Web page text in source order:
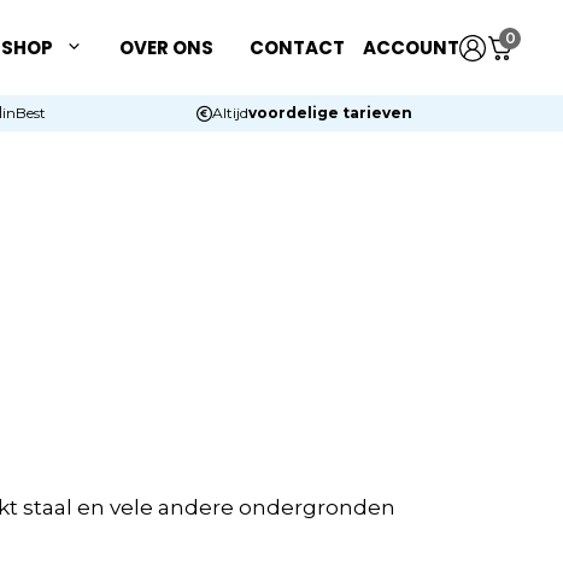
SHOP OVER ONS CONTACT ACCOUNT 0
inBest Altijdvoordelige tarieven
staal en vele andere ondergronden